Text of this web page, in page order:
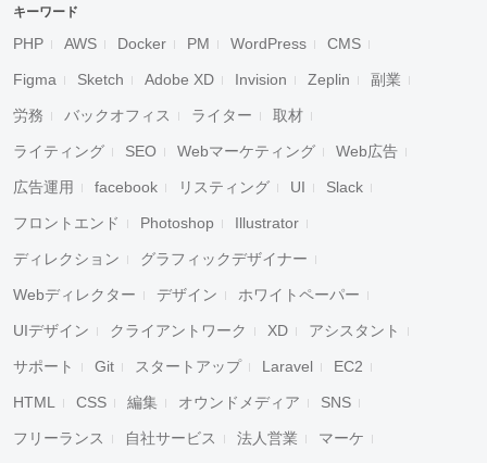
キーワード
PHP AWS Docker PM WordPress CMS
Figma Sketch Adobe XD Invision Zeplin 副業
労務 バックオフィス ライター 取材
ライティング SEO Webマーケティング Web広告
広告運用 facebook リスティング UI Slack
フロントエンド Photoshop Illustrator
ディレクション グラフィックデザイナー
Webディレクター デザイン ホワイトペーパー
UIデザイン クライアントワーク XD アシスタント
サポート Git スタートアップ Laravel EC2
HTML CSS 編集 オウンドメディア SNS
フリーランス 自社サービス 法人営業 マーケ